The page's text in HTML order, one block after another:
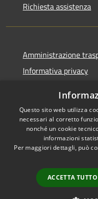
Richiesta assistenza
Amministrazione
Informativa privacy
Dichiarazione di
RSS
Questo sito web utilizza
necessari al corretto
nonché un cookie
informazioni
Per maggiori dettagli, può
ACCETTA TUTTO